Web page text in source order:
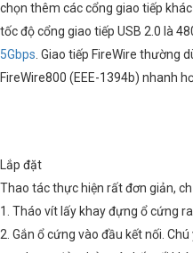
chọn thêm các cổng giao tiếp
tốc độ cổng giao tiếp USB 2.0 là
5Gbps. Giao tiếp FireWire thường
FireWire800 (EEE-1394b) nhanh
Lắp đặt
Thao tác thực hiện rất đơn giản,
1. Tháo vít lấy khay đựng ổ cứng
2. Gắn ổ cứng vào đầu kết nối.